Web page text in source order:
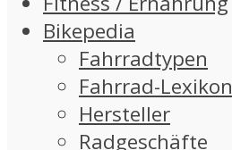
Bikepedia
Fahrradtypen
Fahrrad-Lexikon
Hersteller
Radgeschäfte